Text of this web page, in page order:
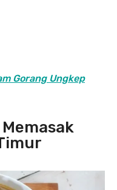
Gorang Ungkep